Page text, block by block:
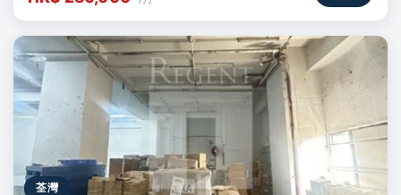
荃灣